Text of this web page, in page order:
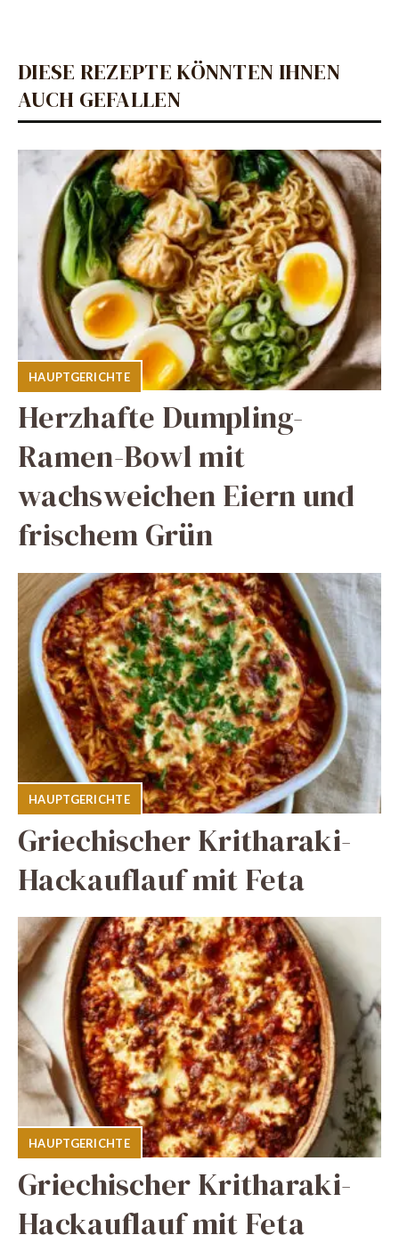
DIESE REZEPTE KÖNNTEN IHNEN
AUCH GEFALLEN
HAUPTGERICHTE
Herzhafte Dumpling-
Ramen-Bowl mit
wachsweichen Eiern und
frischem Grün
HAUPTGERICHTE
Griechischer Kritharaki-
Hackauflauf mit Feta
HAUPTGERICHTE
Griechischer Kritharaki-
Hackauflauf mit Feta